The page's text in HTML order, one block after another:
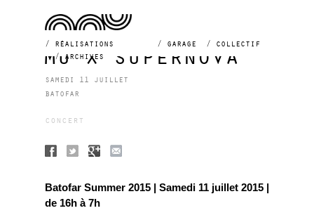
réalisations garage
collectif
archives
mu x supernova
samedi 11 juillet
batofar
concert
Batofar Summer 2015 | Samedi 11 juillet 2015 |
de 16h à 7h